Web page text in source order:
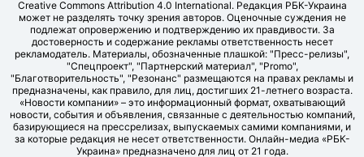
Creative Commons Attribution 4.0 International. Редакция РБК-Украина
может не разделять точку зрения авторов. Оценочные суждения не
подлежат опровержению и подтверждению их правдивости. За
достоверность и содержание рекламы ответственность несет
рекламодатель. Материалы, обозначенные плашкой: "Пресс-релизы",
"Спецпроект", "Партнерский материал", "Promo",
"Благотворительность", "Резонанс" размещаются на правах рекламы и
предназначены, как правило, для лиц, достигших 21-летнего возраста.
«Новости компании» – это информационный формат, охватывающий
новости, события и объявления, связанные с деятельностью компаний,
базирующиеся на прессрелизах, выпускаемых самими компаниями, и
за которые редакция не несет ответственности. Онлайн-медиа «РБК-
Украина» предназначено для лиц от 21 года.